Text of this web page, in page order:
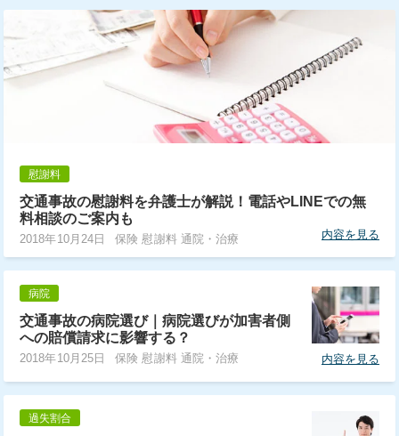
慰謝料
交通事故の慰謝料を弁護士が解説！電話やLINEでの無
料相談のご案内も
2018年10月24日 保険 慰謝料 通院・治療 内容を見る
病院
交通事故の病院選び｜病院選びが加害者側
への賠償請求に影響する？
2018年10月25日 保険 慰謝料 通院・治療 内容を見る
過失割合